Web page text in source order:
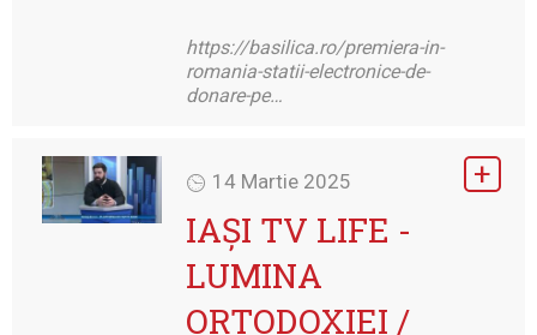
https://basilica.ro/premiera-in-
romania-statii-electronice-de-
donare-pe…
14 Martie 2025
IAȘI TV LIFE -
LUMINA
ORTODOXIEI /